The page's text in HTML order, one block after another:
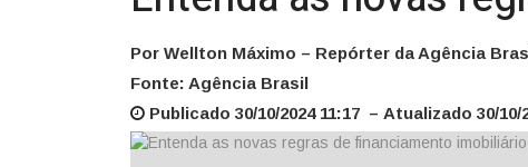
Por Wellton Máximo – Repórter da Agência
Fonte: Agência Brasil
Publicado 30/10/2024 11:17 – Atualizado 30/10/